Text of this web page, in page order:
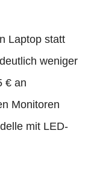
Laptop statt
weniger
€ an
Monitoren
mit LED-